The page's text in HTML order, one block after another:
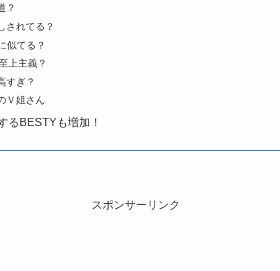
？
されてる？
似てる？
上主義？
すぎ？
Ｖ姐さん
るBESTYも増加！
スポンサーリンク